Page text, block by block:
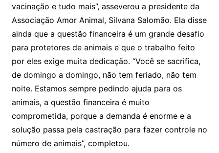
vacinação e tudo mais”, asseverou a presidente da
Associação Amor Animal, Silvana Salomão. Ela disse
ainda que a questão financeira é um grande desafio
para protetores de animais e que o trabalho feito
por eles exige muita dedicação. “Você se sacrifica,
de domingo a domingo, não tem feriado, não tem
noite. Estamos sempre pedindo ajuda para os
animais, a questão financeira é muito
comprometida, porque a demanda é enorme e a
solução passa pela castração para fazer controle no
número de animais”, completou.